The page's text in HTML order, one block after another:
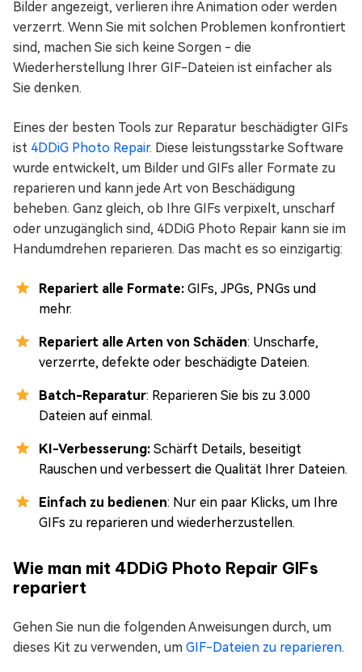
Bilder angezeigt, verlieren ihre Animation oder werden
verzerrt. Wenn Sie mit solchen Problemen konfrontiert
sind, machen Sie sich keine Sorgen - die
Wiederherstellung Ihrer GIF-Dateien ist einfacher als
Sie denken.
Eines der besten Tools zur Reparatur beschädigter GIFs
ist 4DDiG Photo Repair. Diese leistungsstarke Software
wurde entwickelt, um Bilder und GIFs aller Formate zu
reparieren und kann jede Art von Beschädigung
beheben. Ganz gleich, ob Ihre GIFs verpixelt, unscharf
oder unzugänglich sind, 4DDiG Photo Repair kann sie im
Handumdrehen reparieren. Das macht es so einzigartig:
Repariert alle Formate: GIFs, JPGs, PNGs und
mehr.
Repariert alle Arten von Schäden: Unscharfe,
verzerrte, defekte oder beschädigte Dateien.
Batch-Reparatur: Reparieren Sie bis zu 3.000
Dateien auf einmal.
KI-Verbesserung: Schärft Details, beseitigt
Rauschen und verbessert die Qualität Ihrer Dateien.
Einfach zu bedienen: Nur ein paar Klicks, um Ihre
GIFs zu reparieren und wiederherzustellen.
Wie man mit 4DDiG Photo Repair GIFs
repariert
Gehen Sie nun die folgenden Anweisungen durch, um
dieses Kit zu verwenden, um GIF-Dateien zu reparieren.